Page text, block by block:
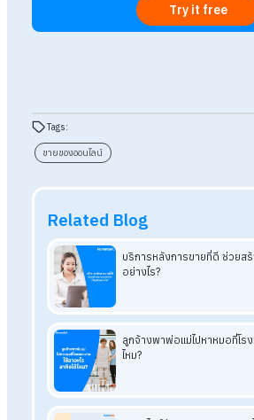
รายรับจากการขายสินค้ายังไม่ถึง 1.8
เมื่อมียอดขายเกินกำหนด ร้านค้ามีหน้า
ถาม : ขายของออนไลน์ควรเลือกหัก
จำนวนมาก การหักค่าใช้จ่ายแบบเหม
สะดวกกว่า
ถาม : ยื่น ภ.ง.ด. 94 กลางปีไปแล้
ตอบ : ยังคงต้องยื่นภาษีประจำปี (ภ.ง.ด
ภ.ง.ด.94 เป็นการยื่นภาษีครึ่งปีเท่านั้น
ภ.ง.ด.90 โดยนำรายได้ทั้งปีมาคำนวณ
ตอนยื่น ภ.ง.ด.94 สามารถนำมาหักออ